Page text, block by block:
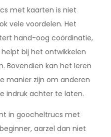
met kaarten is niet
vele voordelen. Het
hand-oog coördinatie,
bij het ontwikkelen
Bovendien kan het leren
manier zijn om anderen
indruk achter te laten.
in goocheltrucs met
aarzel dan niet